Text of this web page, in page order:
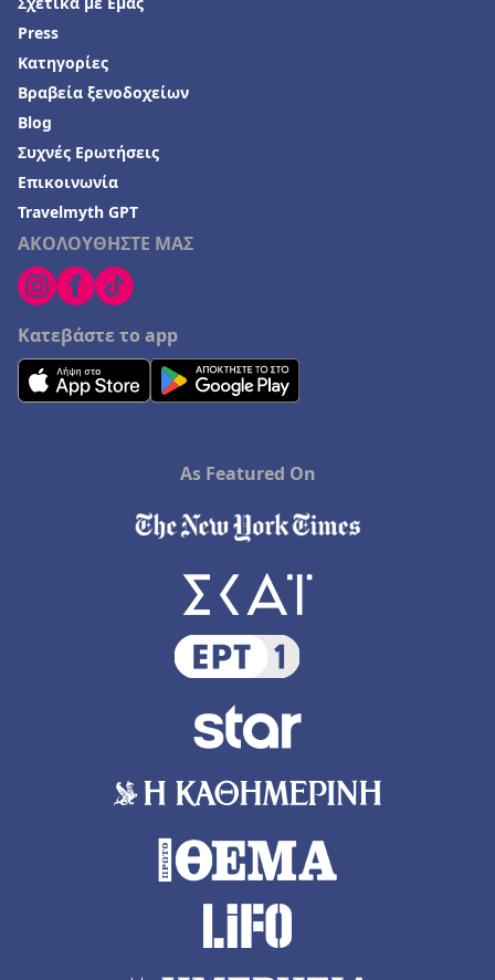
ΑΚΟΛΟΥΘΗΣΤΕ ΜΑΣ
Κατεβάστε το app
Press
Κατηγορίες
Βραβεία ξενοδοχείων
Blog
Συχνές Ερωτήσεις
Επικοινωνία
Travelmyth GPT
As Featured On